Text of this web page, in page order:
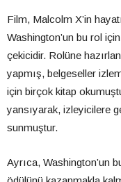
Film, Malcolm X’in
Washington’un bu rol
çekicidir. Rolüne
yapmış, belgeseller
için birçok kitap
yansıyarak, izleyicilere
sunmuştur.
Ayrıca, Washington’un